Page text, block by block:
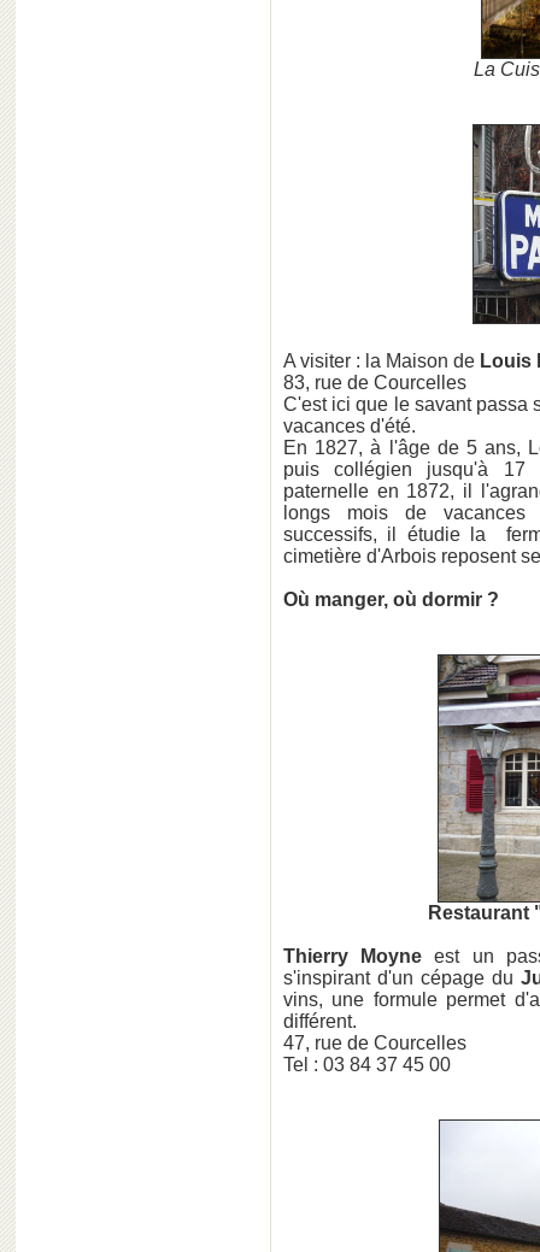
La
A visiter : la Maison de Louis
83, rue de Courcelles
C'est ici que le savant passa
vacances d'été.
En 1827, à l'âge de 5 ans,
puis collégien jusqu'à 17
paternelle en 1872, il
longs mois de vacances
successifs, il étudie la
cimetière d'Arbois reposent
Où manger, où dormir ?
Restaurant
Thierry Moyne est un
s'inspirant d'un cépage du
vins, une formule permet
différent.
47, rue de Courcelles
Tel : 03 84 37 45 00